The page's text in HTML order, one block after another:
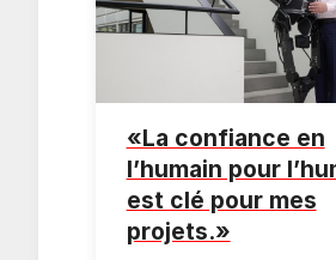
«La confiance en
l’humain pour
est clé pour mes
projets.»